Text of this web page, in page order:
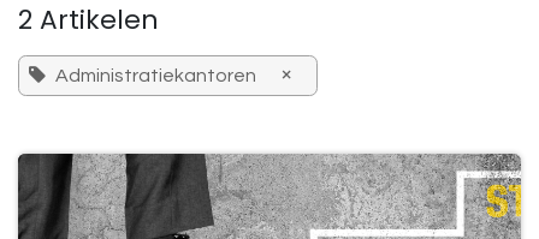
2 Artikelen
Administratiekantoren ×